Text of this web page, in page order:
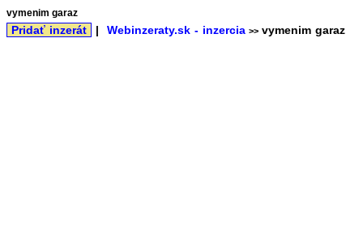
vymenim garaz
Pridať inzerát | Webinzeraty.sk - inzercia >> vymenim garaz